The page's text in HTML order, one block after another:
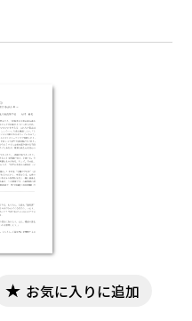
を中心に「生徒が
たちの想像力の欠
お気に入りに追加